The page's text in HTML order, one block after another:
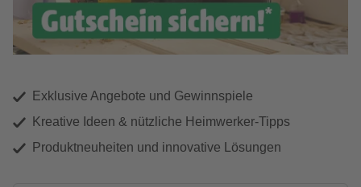
Exklusive Angebote und Gewinnspiele
Kreative Ideen & nützliche Heimwerker-Tipps
Produktneuheiten und innovative Lösungen